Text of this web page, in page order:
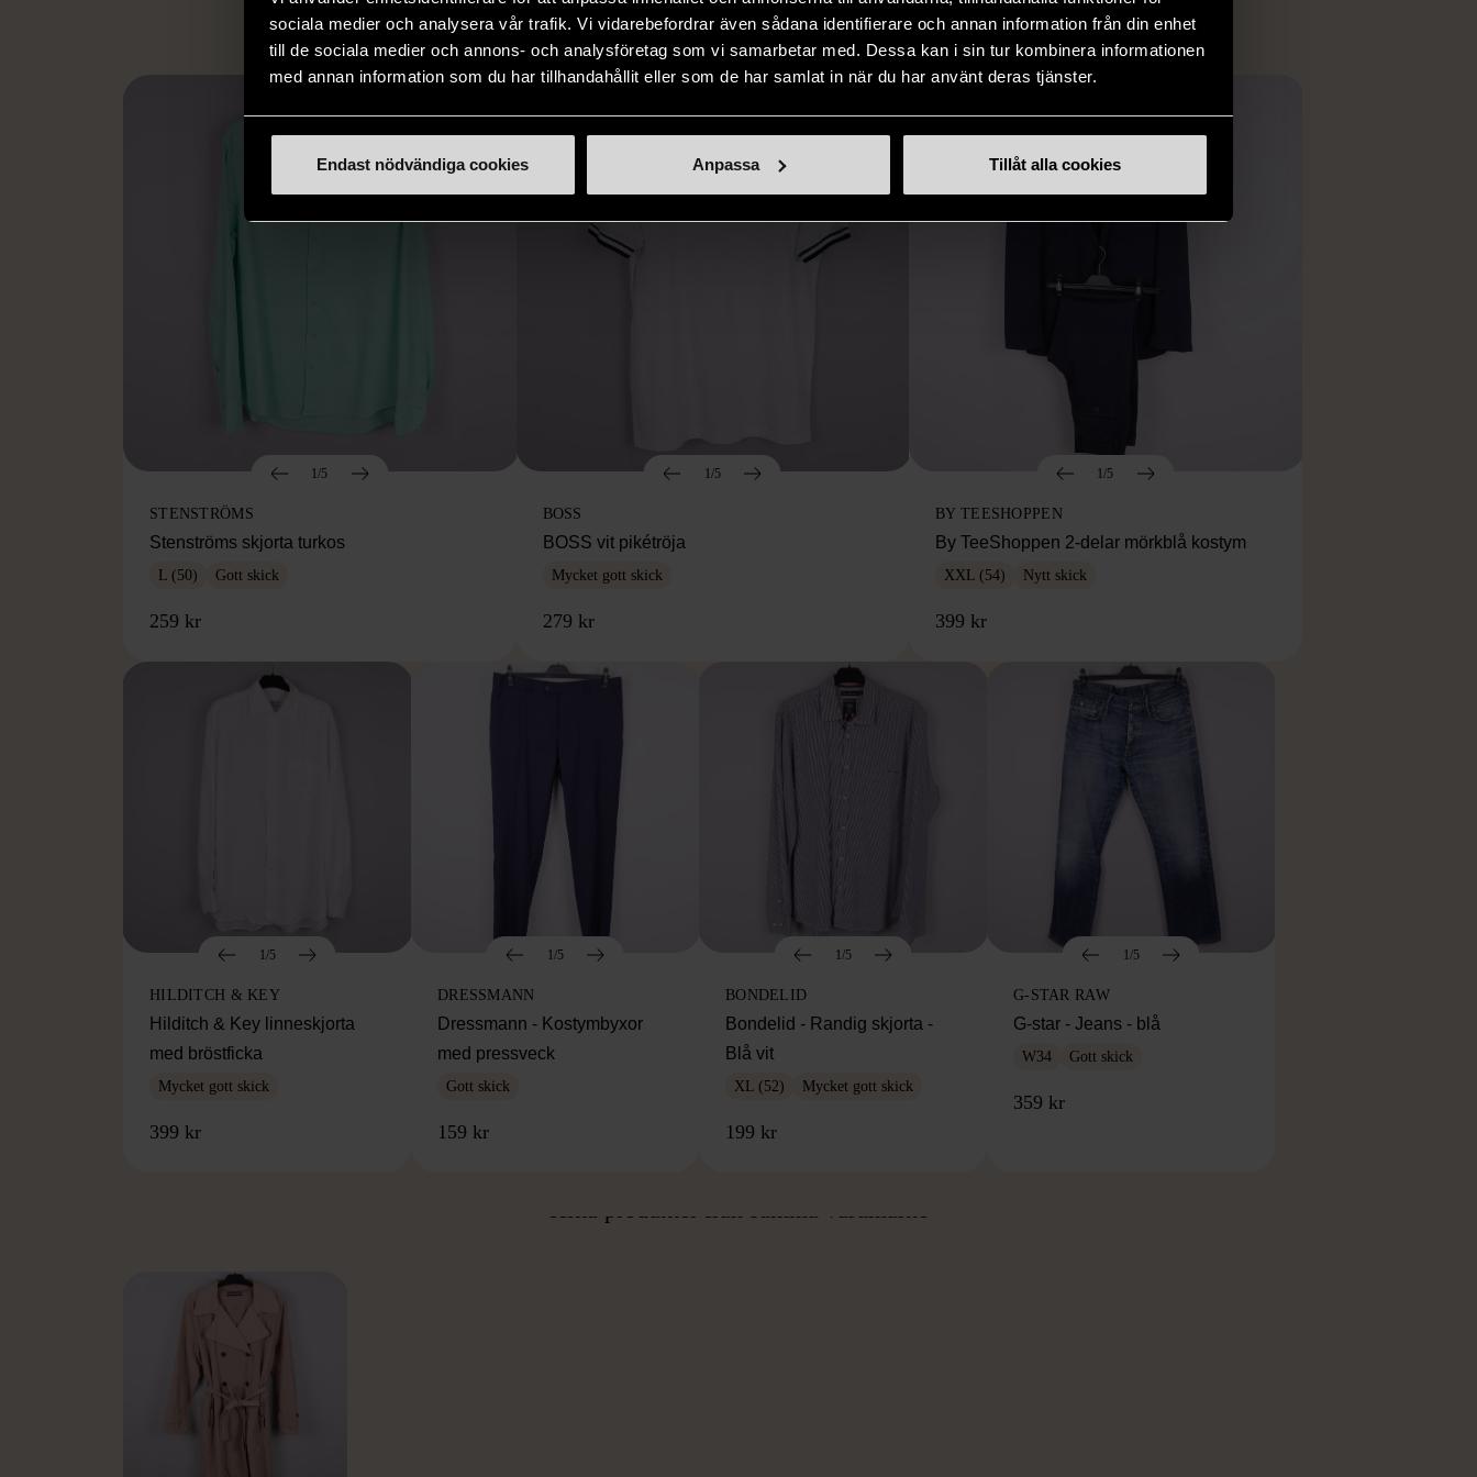
sociala medier och analysera vår trafik. Vi vidarebefordrar även sådana identifierare och annan information från din enhet
till de sociala medier och annons- och analysföretag som vi samarbetar med. Dessa kan i sin tur kombinera informationen
med annan information som du har tillhandahållit eller som de har samlat in när du har använt deras tjänster.
Endast nödvändiga cookies Anpassa Tillåt alla cookies
Hitta produkter som påminner om denna
1/5
STENSTRÖMS
Stenströms skjorta turkos
L (50) Gott skick
259 kr
1/5
BOSS
BOSS vit pikétröja
Mycket gott skick
279 kr
1/5
BY TEESHOPPEN
By TeeShoppen 2-delar mörkblå kostym
XXL (54) Nytt skick
399 kr
1/5
HILDITCH & KEY
Hilditch & Key linneskjorta
med bröstficka
Mycket gott skick
399 kr
1/5
DRESSMANN
Dressmann - Kostymbyxor
med pressveck
Gott skick
159 kr
1/5
BONDELID
Bondelid - Randig skjorta -
Blå vit
XL (52) Mycket gott skick
199 kr
1/5
G-STAR RAW
G-star - Jeans - blå
W34 Gott skick
359 kr